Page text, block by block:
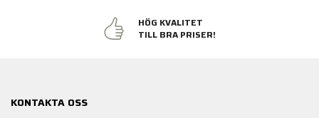
HÖG KVALITET
TILL BRA PRISER!
KONTAKTA OSS